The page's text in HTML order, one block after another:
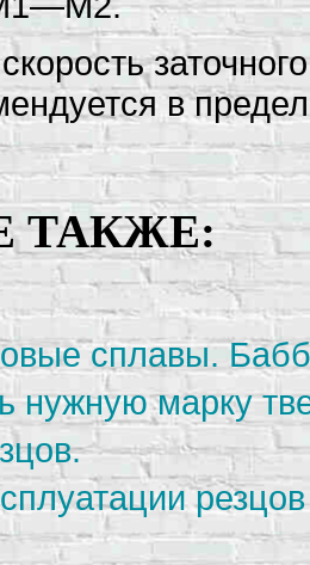
в
ТАКЖЕ:
сплавы.
нужную марку